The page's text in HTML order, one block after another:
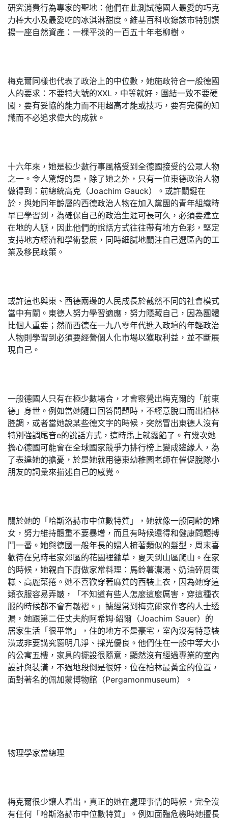
研究消費行為專家的聖地：他們在此測試德國人最愛的巧克
力棒大小及最愛吃的冰淇淋甜度。維基百科收錄該市特別讚
揚一座自然資產：一棵平淡的一百五十年老柳樹。
梅克爾同樣也代表了政治上的中位數，她施政符合一般德國
人的要求：不要特大號的XXL，中等就好，團結一致不要硬
闖，要有妥協的能力而不用超高才能或技巧，要有完備的知
識而不必追求偉大的成就。
十六年來，她是極少數行事風格受到全德國接受的公眾人物
之一。令人驚訝的是，除了她之外，只有一位東德政治人物
做得到：前總統高克（Joachim Gauck）。或許關鍵在
於，與她同年齡層的西德政治人物在加入黨團的青年組織時
早已學習到，為確保自己的政治生涯可長可久，必須要建立
在地的人脈，因此他們的說話方式往往帶有地方色彩，堅定
支持地方經濟和學術發展，同時細膩地關注自己選區內的工
業及移民政策。
或許這也與東、西德兩邊的人民成長於截然不同的社會模式
當中有關。東德人努力學習適應，努力隱藏自己，因為團體
比個人重要；然而西德在一九八零年代進入政壇的年輕政治
人物則學習到必須要經營個人化市場以獲取利益，並不斷展
現自己。
一般德國人只有在極少數場合，才會察覺出梅克爾的「前東
德」身世。例如當她隨口回答問題時，不經意脫口而出柏林
腔調，或者當她說某些德文字的時候，突然冒出東德人沒有
特別強調尾音e的說話方式，這時馬上就露餡了。有幾次她
擔心德國可能會在全球國家競爭力排行榜上變成邊緣人，為
了表達她的擔憂，於是她就用德東幼稚園老師在催促脫隊小
朋友的詞彙來描述自己的感覺。
關於她的「哈斯洛赫市中位數特質」，她就像一般同齡的婦
女，努力維持體重不要暴增，而且有時候還得和健康問題搏
鬥一番。她與德國一般年長的婦人梳著類似的髮型，周末喜
歡待在兒時老家郊區的花園裡鋤草，夏天到山區爬山。在家
的時候，她親自下廚做家常料理：馬鈴薯濃湯、奶油碎屑蛋
糕、高麗菜捲。她不喜歡穿著麻質的西裝上衣，因為她穿這
類衣服容易弄皺，「不知道有些人怎麼這麼厲害，穿這種衣
服的時候都不會有皺褶。」據經常到梅克爾家作客的人士透
漏，她跟第二任丈夫約阿希姆‧紹爾（Joachim Sauer）的
居家生活「很平常」，住的地方不是豪宅，室內沒有特意裝
潢或非要講究窗明几淨、採光優良。他們住在一般中等大小
的公寓五樓，家具的擺設很隨意，顯然沒有經過專業的室內
設計與裝潢，不過地段倒是很好，位在柏林最黃金的位置，
面對著名的佩加蒙博物館（Pergamonmuseum）。
物理學家當總理
梅克爾很少讓人看出，真正的她在處理事情的時候，完全沒
有任何「哈斯洛赫市中位數特質」。例如面臨危機時她擅長